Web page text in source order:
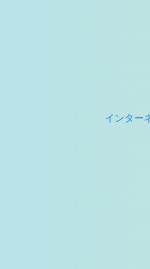
インター